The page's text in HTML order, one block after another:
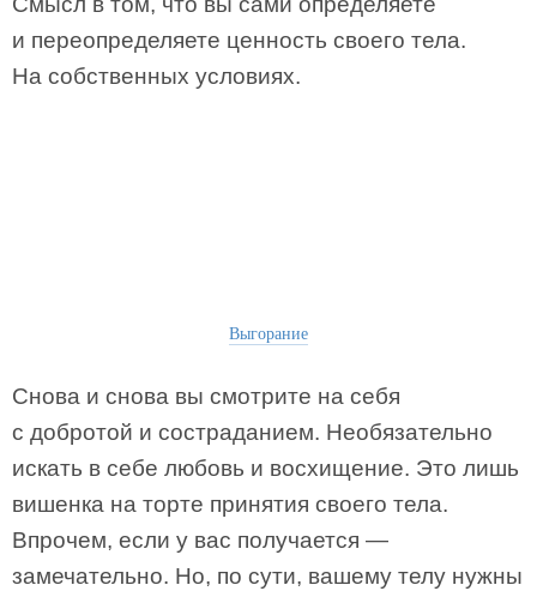
и переопределяете ценность своего тела.
На собственных условиях.
Выгорание
Снова и снова вы смотрите на себя
с добротой и состраданием. Необязательно
искать в себе любовь и восхищение. Это лишь
вишенка на торте принятия своего тела.
Впрочем, если у вас получается —
замечательно. Но, по сути, вашему телу нужны